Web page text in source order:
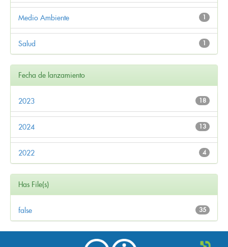
1
Medio Ambiente
1
Salud
Fecha de lanzamiento
18
2023
13
2024
4
2022
Has File(s)
35
false